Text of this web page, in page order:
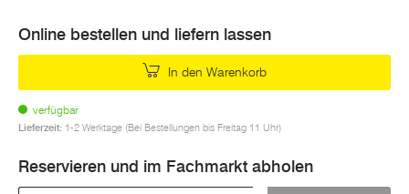
Online bestellen und liefern lassen
In den Warenkorb
verfügbar
Lieferzeit: 1-2 Werktage (Bei Bestellungen bis Freitag 11 Uhr)
Reservieren und im Fachmarkt abholen